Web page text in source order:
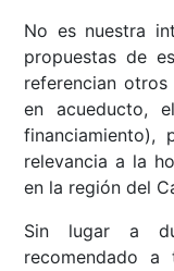
No es nuestra
propuestas de
referencian
en acueducto,
financiamiento),
relevancia a la
en la región del
Sin lugar a
recomendado